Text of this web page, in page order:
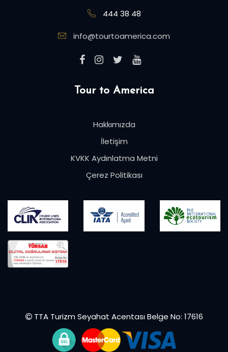
444 38 48
info@tourtoamerica.com
Tour to America
Hakkımızda
İletişim
KVKK Aydınlatma Metni
Çerez Politikası
TTA Turizm Seyahat Acentası Belge No: 17616